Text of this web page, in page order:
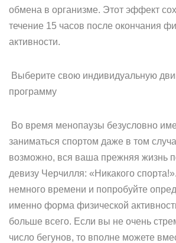
обмена в организме. Этот эффект
течение 15 часов после окончания
активности.
Выберите свою индивидуальную
программу
Во время менопаузы безусловно
заниматься спортом даже в том
возможно, вся ваша прежняя жизнь
девизу Черчилля: «Никакого
немного времени и попробуйте
именно форма физической
больше всего. Если вы не очень
число бегунов, то вполне можете